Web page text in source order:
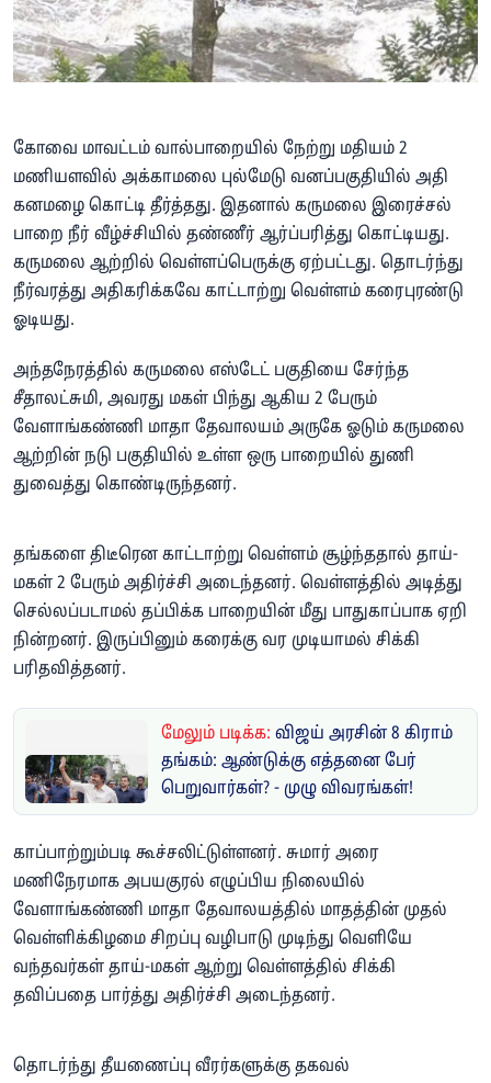
கோவை மாவட்டம் வால்பாறையில் நேற்று மதியம் 2
மணியளவில் அக்காமலை புல்மேடு வனப்பகுதியில் அதி
கனமழை கொட்டி தீர்த்தது. இதனால் கருமலை இரைச்சல்
பாறை நீர் வீழ்ச்சியில் தண்ணீர் ஆர்ப்பரித்து கொட்டியது.
கருமலை ஆற்றில் வெள்ளப்பெருக்கு ஏற்பட்டது. தொடர்ந்து
நீர்வரத்து அதிகரிக்கவே காட்டாற்று வெள்ளம் கரைபுரண்டு
ஓடியது.
அந்தநேரத்தில் கருமலை எஸ்டேட் பகுதியை சேர்ந்த
சீதாலட்சுமி, அவரது மகள் பிந்து ஆகிய 2 பேரும்
வேளாங்கண்ணி மாதா தேவாலயம் அருகே ஓடும் கருமலை
ஆற்றின் நடு பகுதியில் உள்ள ஒரு பாறையில் துணி
துவைத்து கொண்டிருந்தனர்.
தங்களை திடீரென காட்டாற்று வெள்ளம் சூழ்ந்ததால் தாய்-
மகள் 2 பேரும் அதிர்ச்சி அடைந்தனர். வெள்ளத்தில் அடித்து
செல்லப்படாமல் தப்பிக்க பாறையின் மீது பாதுகாப்பாக ஏறி
நின்றனர். இருப்பினும் கரைக்கு வர முடியாமல் சிக்கி
பரிதவித்தனர்.
மேலும் படிக்க: விஜய் அரசின் 8 கிராம்
தங்கம்: ஆண்டுக்கு எத்தனை பேர்
பெறுவார்கள்? - முழு விவரங்கள்!
காப்பாற்றும்படி கூச்சலிட்டுள்ளனர். சுமார் அரை
மணிநேரமாக அபயகுரல் எழுப்பிய நிலையில்
வேளாங்கண்ணி மாதா தேவாலயத்தில் மாதத்தின் முதல்
வெள்ளிக்கிழமை சிறப்பு வழிபாடு முடிந்து வெளியே
வந்தவர்கள் தாய்-மகள் ஆற்று வெள்ளத்தில் சிக்கி
தவிப்பதை பார்த்து அதிர்ச்சி அடைந்தனர்.
தொடர்ந்து தீயணைப்பு வீரர்களுக்கு தகவல்